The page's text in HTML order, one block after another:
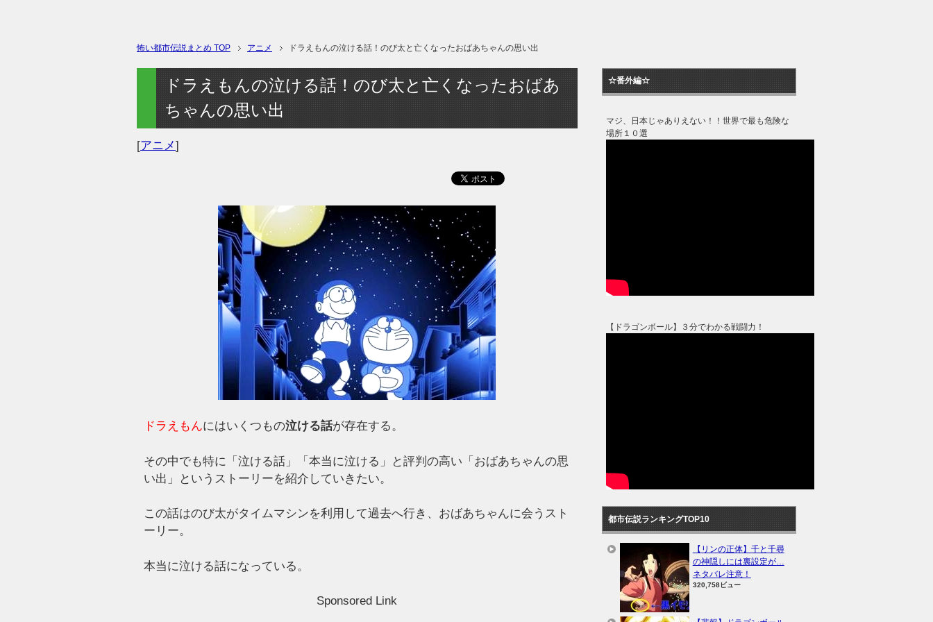
怖い都市伝説まとめ TOP アニメ ドラえもんの泣ける話！のび太と亡くなったおばあちゃんの思い出
ドラえもんの泣ける話！のび太と亡くなったおばあ
ちゃんの思い出
[アニメ]
ドラえもんにはいくつもの泣ける話が存在する。
その中でも特に「泣ける話」「本当に泣ける」と評判の高い「おばあちゃんの思
い出」というストーリーを紹介していきたい。
この話はのび太がタイムマシンを利用して過去へ行き、おばあちゃんに会うスト
ーリー。
本当に泣ける話になっている。
Sponsored Link
☆番外編☆
マジ、日本じゃありえない！！世界で最も危険な
場所１０選
【ドラゴンボール】３分でわかる戦闘力！
都市伝説ランキングTOP10
【リンの正体】千と千尋
の神隠しには裏設定が…
ネタバレ注意！
320,758ビュー